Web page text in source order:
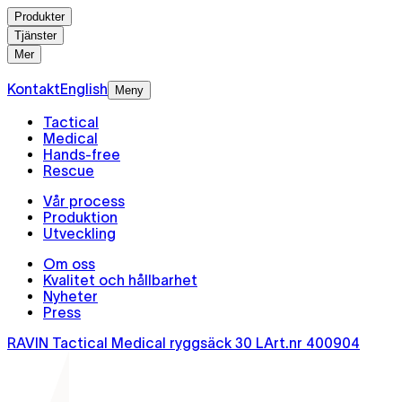
Produkter
Tjänster
Mer
KontaktEnglish Meny
Tactical
Medical
Hands-free
Rescue
Vår process
Produktion
Utveckling
Om oss
Kvalitet och hållbarhet
Nyheter
Press
RAVIN Tactical Medical ryggsäck 30 LArt.nr 400904